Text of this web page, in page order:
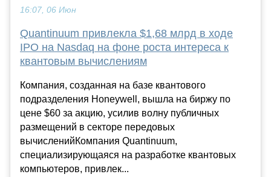
16:07, 06 Июн
Quantinuum привлекла $1,68 млрд в ходе
IPO на Nasdaq на фоне роста интереса к
квантовым вычислениям
Компания, созданная на базе квантового
подразделения Honeywell, вышла на биржу по
цене $60 за акцию, усилив волну публичных
размещений в секторе передовых
вычисленийКомпания Quantinuum,
специализирующаяся на разработке квантовых
компьютеров, привлек...